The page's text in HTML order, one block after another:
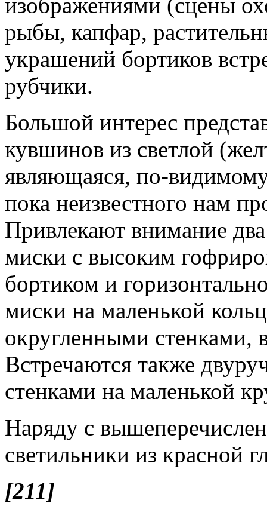
изображениями (сцены
рыбы, капфар,
украшений бортиков
рубчики.
Большой интерес
кувшинов из светлой
являющаяся, по-
пока неизвестного нам
Привлекают внимание
миски с высоким
бортиком и
миски на маленькой
округленными стенками,
Встречаются также
стенками на маленькой
Наряду с
светильники из красной
[211]